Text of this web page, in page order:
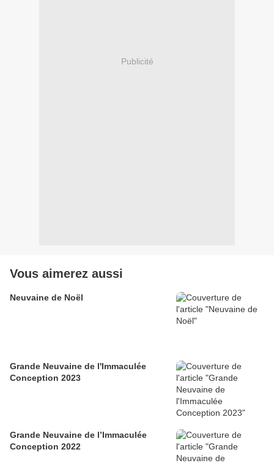
Publicité
Vous aimerez aussi
Neuvaine de Noël
Grande Neuvaine de l'Immaculée
Conception 2023
Grande Neuvaine de l’Immaculée
Conception 2022